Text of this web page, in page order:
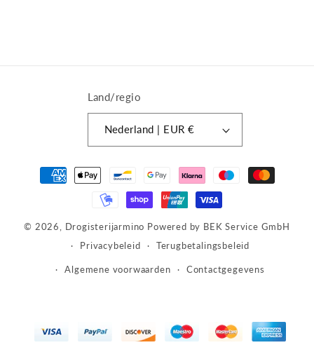
Land/regio
Nederland | EUR €
Betaalmethoden
© 2026, Drogisterijarmino Powered by BEK Service GmbH
Privacybeleid
Terugbetalingsbeleid
Algemene voorwaarden Contactgegevens